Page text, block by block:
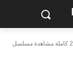
مسلسل الكبير أوى ج5 الحلقة 28 كاملة مشاهدة مسلسل